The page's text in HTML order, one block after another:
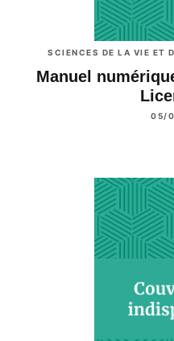
SCIENCES DE LA VIE ET
Manuel
05/